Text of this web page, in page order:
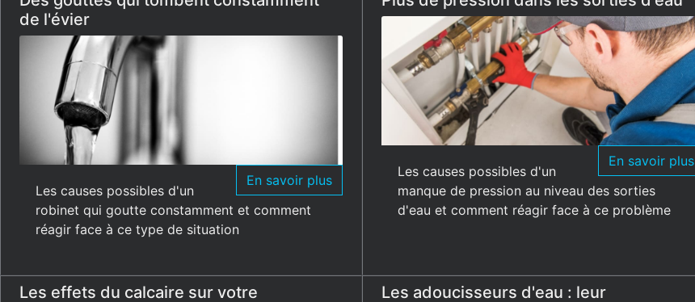
de l'évier
En savoir plus
Les causes possibles d'un
robinet qui goutte constamment et comment
réagir face à ce type de situation
En savoir plus
Les causes possibles d'un
manque de pression au niveau des sorties
d'eau et comment réagir face à ce problème
Les effets du calcaire sur votre Les adoucisseurs d'eau : leur